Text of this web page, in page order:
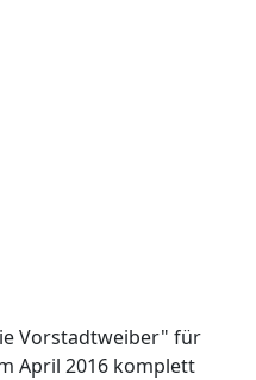
Vorstadtweiber" für
April 2016 komplett